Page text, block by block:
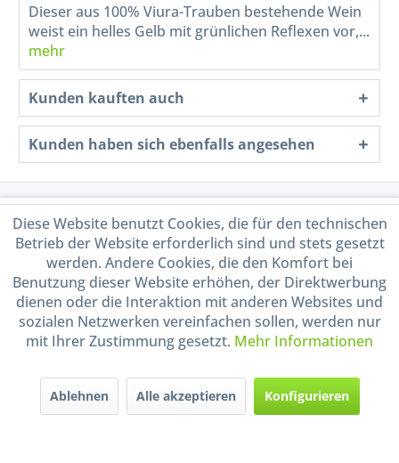
Dieser aus 100% Viura-Trauben bestehende Wein
weist ein helles Gelb mit grünlichen Reflexen vor,...
mehr
Kunden kauften auch
Kunden haben sich ebenfalls angesehen
Service Hotline
Shop Service
Informationen
Handel mit BIO-Weinen
durch DE-ÖKO-009
Diese Website benutzt Cookies, die für den technischen
Betrieb der Website erforderlich sind und stets gesetzt
werden. Andere Cookies, die den Komfort bei
Benutzung dieser Website erhöhen, der Direktwerbung
dienen oder die Interaktion mit anderen Websites und
sozialen Netzwerken vereinfachen sollen, werden nur
mit Ihrer Zustimmung gesetzt. Mehr Informationen
Ablehnen Alle akzeptieren Konfigurieren